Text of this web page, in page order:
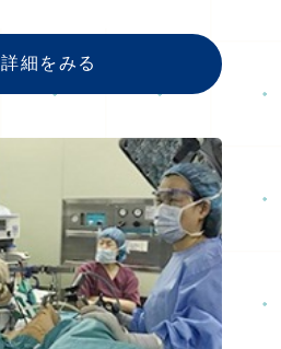
脳・
詳細をみる